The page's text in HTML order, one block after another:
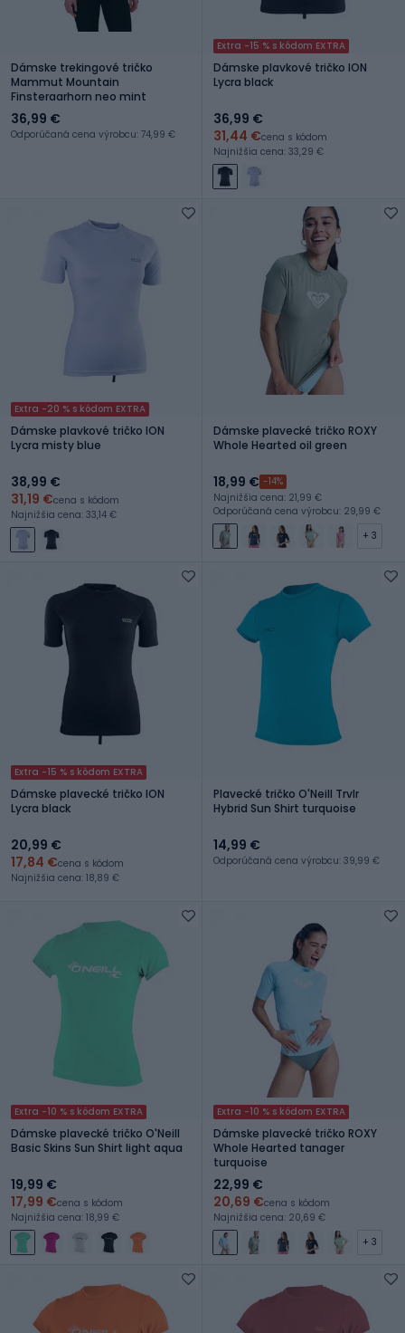
Dámske trekingové tričko
Mammut Mountain
Finsteraarhorn neo mint
36,99 €
Odporúčaná cena výrobcu: 74,99 €
Extra -15 % s kódom EXTRA
Dámske plavkové tričko ION
Lycra black
36,99 €
31,44 €cena s kódom
Najnižšia cena: 33,29 €
Extra -20 % s kódom EXTRA
Dámske plavkové tričko ION
Lycra misty blue
38,99 €
31,19 €cena s kódom
Najnižšia cena: 33,14 €
Dámske plavecké tričko ROXY
Whole Hearted oil green
18,99 € -14%
Najnižšia cena: 21,99 €
Odporúčaná cena výrobcu: 29,99 €
+ 3
Extra -15 % s kódom EXTRA
Dámske plavecké tričko ION
Lycra black
20,99 €
17,84 €cena s kódom
Najnižšia cena: 18,89 €
Plavecké tričko O'Neill Trvlr
Hybrid Sun Shirt turquoise
14,99 €
Odporúčaná cena výrobcu: 39,99 €
Extra -10 % s kódom EXTRA
Dámske plavecké tričko O'Neill
Basic Skins Sun Shirt light aqua
19,99 €
17,99 €cena s kódom
Najnižšia cena: 18,99 €
Extra -10 % s kódom EXTRA
Dámske plavecké tričko ROXY
Whole Hearted tanager
turquoise
22,99 €
20,69 €cena s kódom
Najnižšia cena: 20,69 €
+ 3